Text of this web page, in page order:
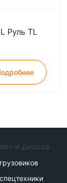
Руль TL
и дисков